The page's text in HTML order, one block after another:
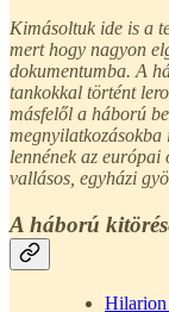
Kimásoltuk ide is a
mert hogy nagyon
dokumentumba. A
tankokkal történt
másfelől a háború
megnyilatkozásokba
lennének az európai
vallásos, egyházi
A háború